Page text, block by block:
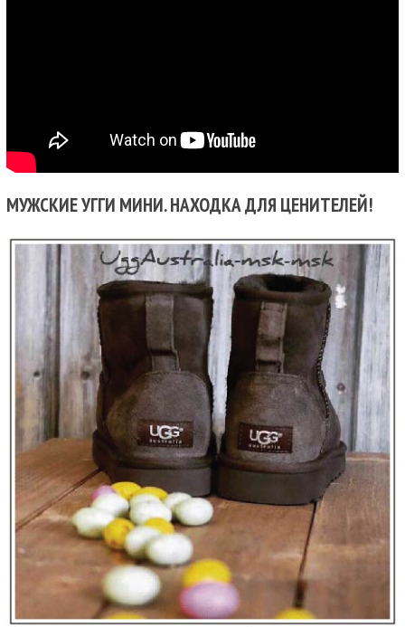
МУЖСКИЕ УГГИ МИНИ. НАХОДКА ДЛЯ ЦЕНИТЕЛЕЙ!